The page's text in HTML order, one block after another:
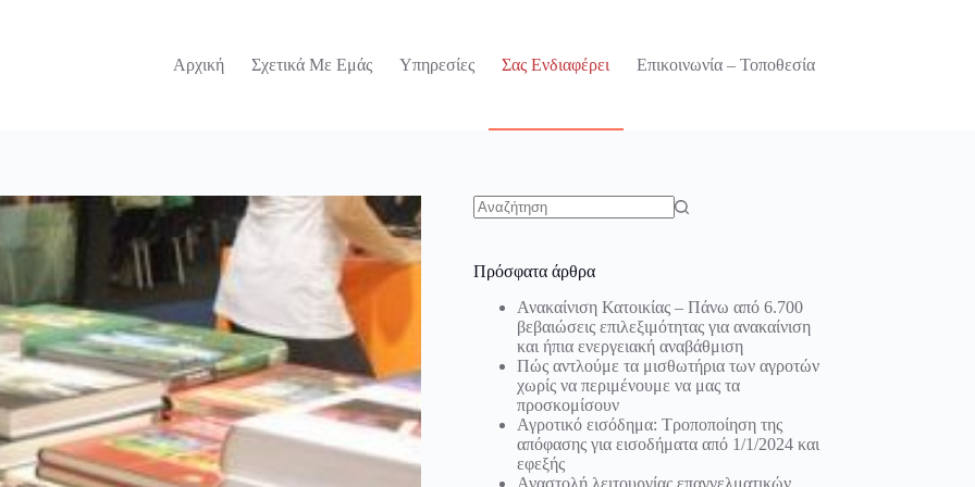
Αρχική
Σχετικά Με Εμάς Υπηρεσίες Σας Ενδιαφέρει Επικοινωνία – Τοποθεσία
Πρόσφατα άρθρα
Ανακαίνιση Κατοικίας – Πάνω από 6.700
βεβαιώσεις επιλεξιμότητας για ανακαίνιση
και ήπια ενεργειακή αναβάθμιση
Πώς αντλούμε τα μισθωτήρια των αγροτών
χωρίς να περιμένουμε να μας τα
προσκομίσουν
Αγροτικό εισόδημα: Τροποποίηση της
απόφασης για εισοδήματα από 1/1/2024 και
εφεξής
Αναστολή λειτουργίας επαγγελματικών